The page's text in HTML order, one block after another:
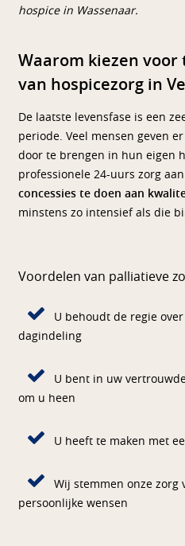
hospice in Wassenaar.
Waarom kiezen
van hospicezorg in
De laatste levensfase is een
periode. Veel mensen geven
door te brengen in hun eigen
professionele 24-uurs zorg
concessies te doen aan
minstens zo intensief als die
Voordelen van palliatieve
U behoudt de regie
dagindeling
U bent in uw
om u heen
U heeft te maken met
Wij stemmen onze zorg
persoonlijke wensen